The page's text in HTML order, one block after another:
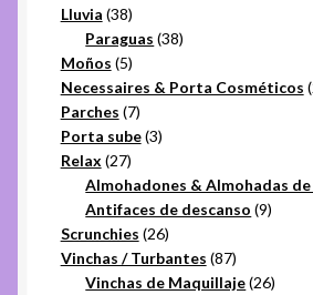
Lluvia 3838
productos
Paraguas 3838
Moños 55
productos
Necessaires & Porta Cosméticos
Parches 77
productos
Porta sube 33
Relax 2727
productos
Almohadones & Almohadas
Antifaces de descanso 99
Scrunchies 2626
productos
Vinchas / Turbantes 8787
productos
Vinchas de Maquillaje 2626